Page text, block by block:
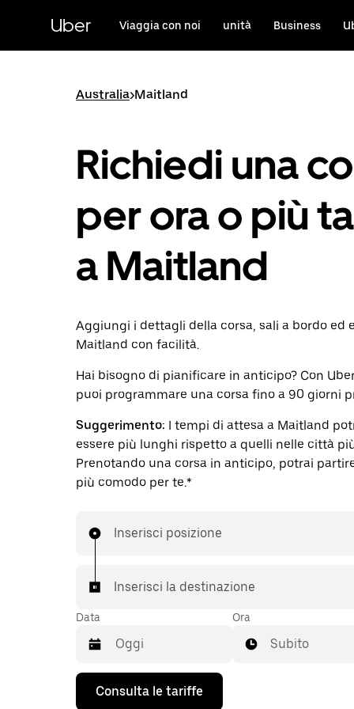
contenuto
principale
Uber Viaggia con noi unità Business
Australia>Maitland
Richiedi una
per ora o più
a Maitland
Aggiungi i dettagli della corsa, sali a bordo ed
Maitland con facilità.
Hai bisogno di pianificare in anticipo? Con
puoi programmare una corsa fino a 90 giorni
Suggerimento: I tempi di attesa a Maitland
essere più lunghi rispetto a quelli nelle città
Prenotando una corsa in anticipo, potrai
più comodo per te.*
Inserisci posizione
Inserisci la destinazione
Data
Utilizza
Ora
Subito
Consulta le tariffe